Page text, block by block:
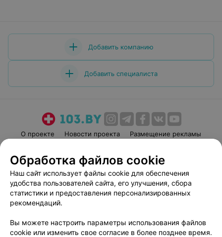
Добавить компанию
Добавить специалиста
О проекте Новости проекта
Размещение рекламы
Пользовательское соглашение
Способы оплаты
Вакансии
Партнеры
Написать руководителю 103.by
Обработка персональных данных
Обработка файлов cookie
Наш сайт использует файлы cookie для обеспечения
удобства пользователей сайта, его улучшения, сбора
статистики и предоставления персонализированных
рекомендаций.
Вы можете настроить параметры использования файлов
cookie или изменить свое согласие в более позднее время.